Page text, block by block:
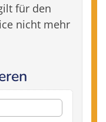
für den
nicht mehr